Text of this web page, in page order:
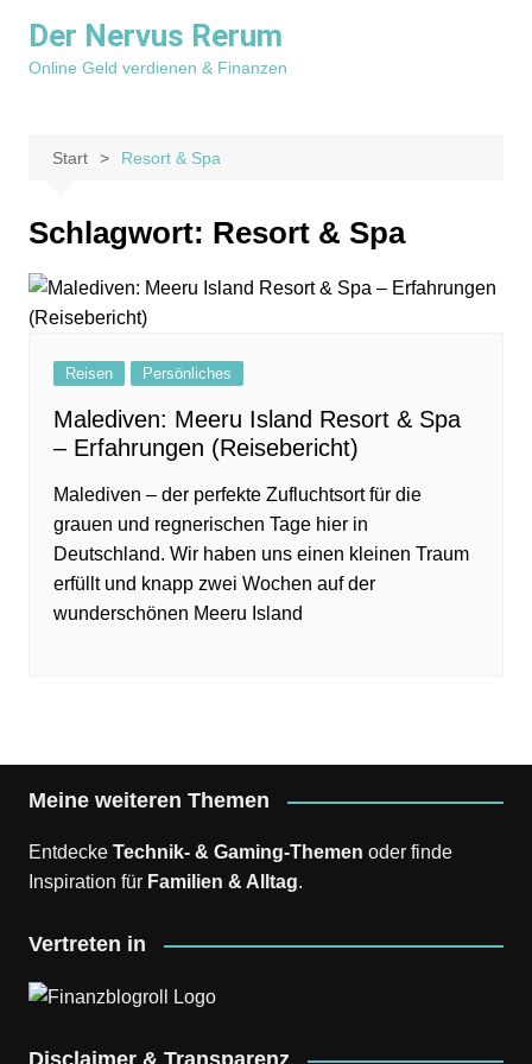
Inhalt
springen
Der Nervus Rerum
Online Geld verdienen & Finanzen
Start Resort & Spa
Schlagwort: Resort & Spa
Reisen Persönliches
Malediven: Meeru Island Resort & Spa
– Erfahrungen (Reisebericht)
Malediven – der perfekte Zufluchtsort für die
grauen und regnerischen Tage hier in
Deutschland. Wir haben uns einen kleinen Traum
erfüllt und knapp zwei Wochen auf der
wunderschönen Meeru Island
Meine weiteren Themen
Entdecke Technik- & Gaming-Themen oder finde
Inspiration für Familien & Alltag.
Vertreten in